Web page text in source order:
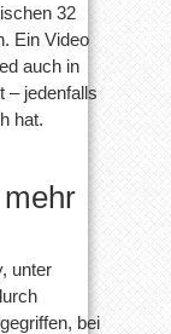
32
Ein Video
auch in
– jedenfalls
hat.
unter
bei